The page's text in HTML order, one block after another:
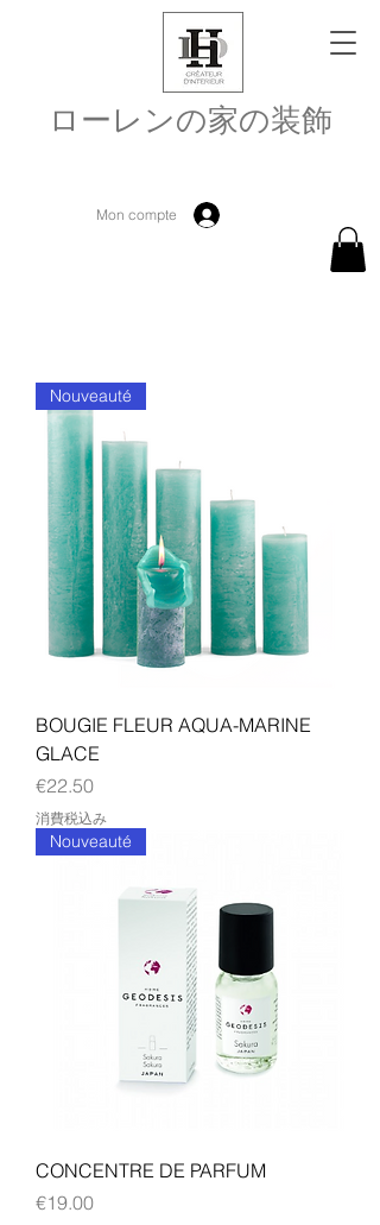
ローレンの家の装飾
Mon compte
Nouveauté
BOUGIE FLEUR AQUA-MARINE
GLACE
価格
€22.50
消費税込み
Nouveauté
CONCENTRE DE PARFUM
価格
€19.00